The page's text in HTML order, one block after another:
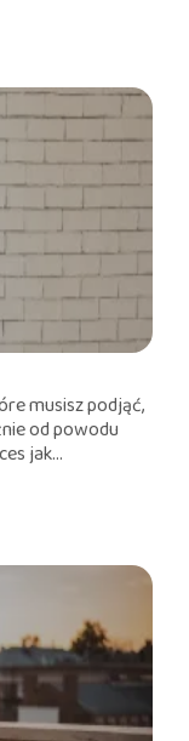
musisz podjąć,
od powodu
jak...